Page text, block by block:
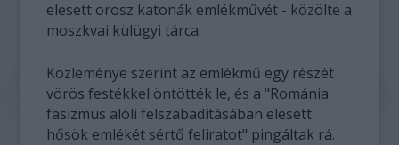
elesett orosz katonák emlékművét - közölte a
moszkvai külügyi tárca.
Közleménye szerint az emlékmű egy részét
vörös festékkel öntötték le, és a "Románia
fasizmus alóli felszabadításában elesett
hősök emlékét sértő feliratot" pingáltak rá.